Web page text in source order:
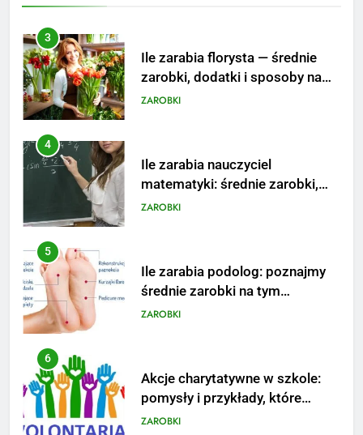
4
Ile zarabia nauczyciel
matematyki: średnie zarobki,
dodatki i perspektywy
ZAROBKI
5
Ile zarabia podolog: poznajmy
średnie zarobki na tym
stanowisku
ZAROBKI
6
Akcje charytatywne w szkole:
pomysły i przykłady, które
zainspirują
ZAROBKI
7
Jak przygotować się finansowo
na narodziny dziecka: ile to
kosztuje i jak zaplanować
PORADY